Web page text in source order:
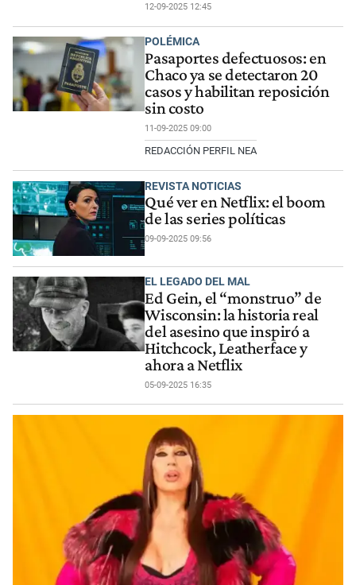
12-09-2025 12:45
POLÉMICA
Pasaportes defectuosos: en
Chaco ya se detectaron 20
casos y habilitan reposición
sin costo
11-09-2025 09:00
REDACCIÓN PERFIL NEA
REVISTA NOTICIAS
Qué ver en Netflix: el boom
de las series políticas
09-09-2025 09:56
EL LEGADO DEL MAL
Ed Gein, el “monstruo” de
Wisconsin: la historia real
del asesino que inspiró a
Hitchcock, Leatherface y
ahora a Netflix
05-09-2025 16:35